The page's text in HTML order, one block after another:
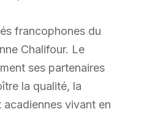
francophones du
Chalifour. Le
ses partenaires
la qualité, la
vivant en